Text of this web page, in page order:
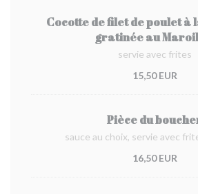
Cocotte de filet de poulet à
gratinée au
servie avec frites
15,50 EUR
Pièce du
sauce au choix, servie avec
16,50 EUR